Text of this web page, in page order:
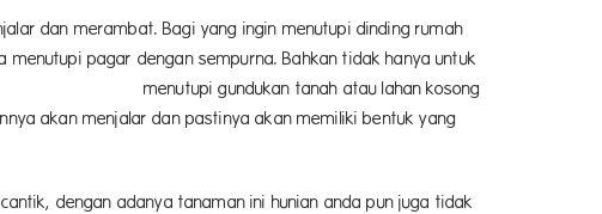
dan merambat. Bagi yang ingin menutupi dinding rumah
pagar dengan sempurna. Bahkan tidak hanya untuk
gundukan tanah atau lahan kosong
akan menjalar dan pastinya akan memiliki bentuk yang
dengan adanya tanaman ini hunian anda pun juga tidak